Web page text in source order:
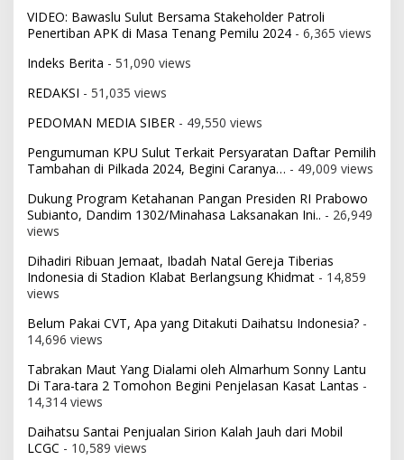
VIDEO: Bawaslu Sulut Bersama Stakeholder Patroli
Penertiban APK di Masa Tenang Pemilu 2024 - 6,365 views
Indeks Berita - 51,090 views
REDAKSI - 51,035 views
PEDOMAN MEDIA SIBER - 49,550 views
Pengumuman KPU Sulut Terkait Persyaratan Daftar Pemilih
Tambahan di Pilkada 2024, Begini Caranya… - 49,009 views
Dukung Program Ketahanan Pangan Presiden RI Prabowo
Subianto, Dandim 1302/Minahasa Laksanakan Ini.. - 26,949
views
Dihadiri Ribuan Jemaat, Ibadah Natal Gereja Tiberias
Indonesia di Stadion Klabat Berlangsung Khidmat - 14,859
views
Belum Pakai CVT, Apa yang Ditakuti Daihatsu Indonesia? -
14,696 views
Tabrakan Maut Yang Dialami oleh Almarhum Sonny Lantu
Di Tara-tara 2 Tomohon Begini Penjelasan Kasat Lantas -
14,314 views
Daihatsu Santai Penjualan Sirion Kalah Jauh dari Mobil
LCGC - 10,589 views